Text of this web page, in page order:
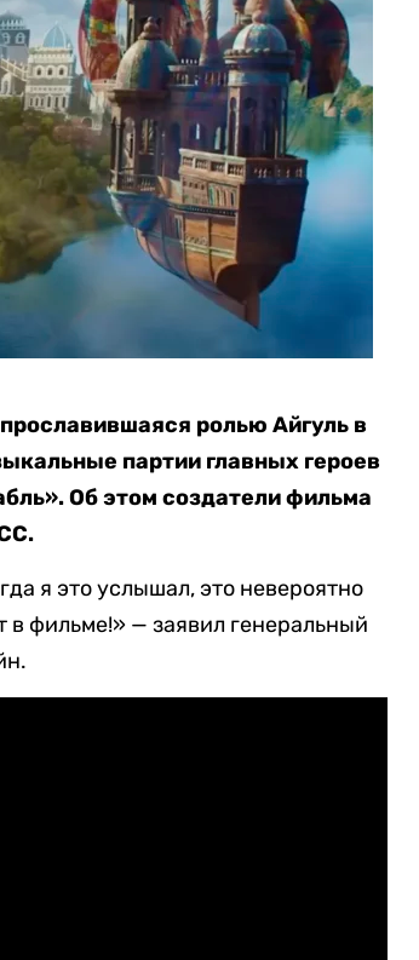
ролью Айгуль в
партии главных героев
Об этом создатели фильма
я это услышал, это невероятно
фильме!» — заявил генеральный